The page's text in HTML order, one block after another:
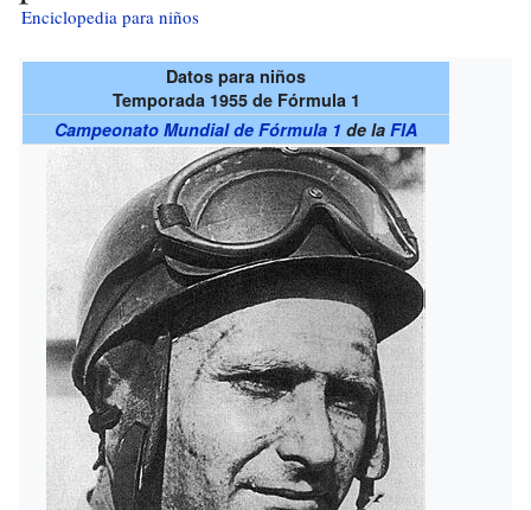
Enciclopedia para niños
Datos para niños
Temporada 1955 de Fórmula 1
Campeonato Mundial de Fórmula 1 de laFIA